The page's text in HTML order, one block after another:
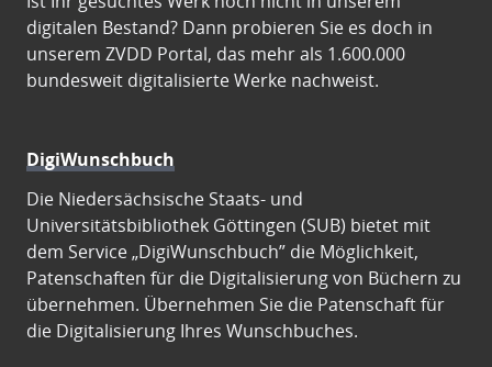
digitalen Bestand? Dann probieren Sie es doch in
unserem ZVDD Portal, das mehr als 1.600.000
bundesweit digitalisierte Werke nachweist.
DigiWunschbuch
Die Niedersächsische Staats- und
Universitätsbibliothek Göttingen (SUB) bietet mit
dem Service „DigiWunschbuch” die Möglichkeit,
Patenschaften für die Digitalisierung von Büchern zu
übernehmen. Übernehmen Sie die Patenschaft für
die Digitalisierung Ihres Wunschbuches.